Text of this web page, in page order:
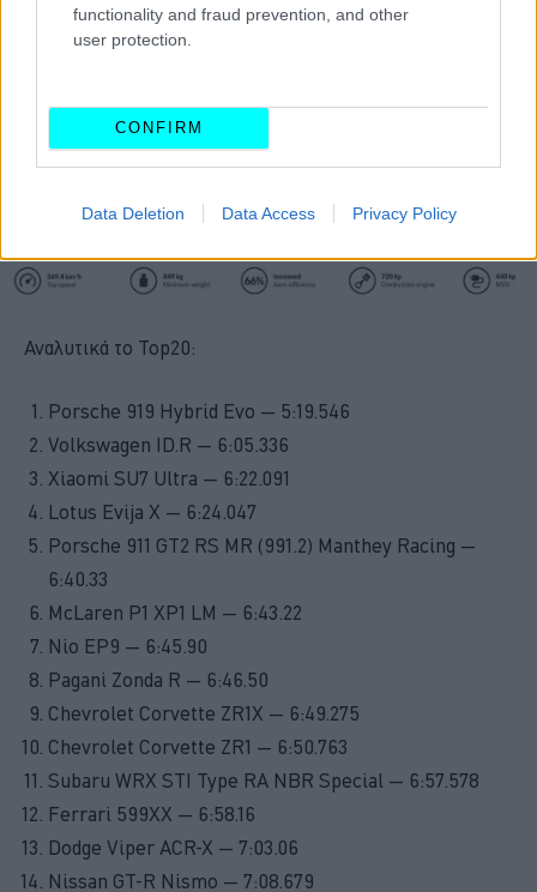
functionality and fraud prevention, and other
user protection.
CONFIRM
Data Deletion Data Access Privacy Policy
Αναλυτικά το Top20:
Porsche 919 Hybrid Evo — 5:19.546
Volkswagen ID.R — 6:05.336
Xiaomi SU7 Ultra — 6:22.091
Lotus Evija X — 6:24.047
Porsche 911 GT2 RS MR (991.2) Manthey Racing —
6:40.33
McLaren P1 XP1 LM — 6:43.22
Nio EP9 — 6:45.90
Pagani Zonda R — 6:46.50
Chevrolet Corvette ZR1X — 6:49.275
Chevrolet Corvette ZR1 — 6:50.763
Subaru WRX STI Type RA NBR Special — 6:57.578
Ferrari 599XX — 6:58.16
Dodge Viper ACR-X — 7:03.06
Nissan GT-R Nismo — 7:08.679